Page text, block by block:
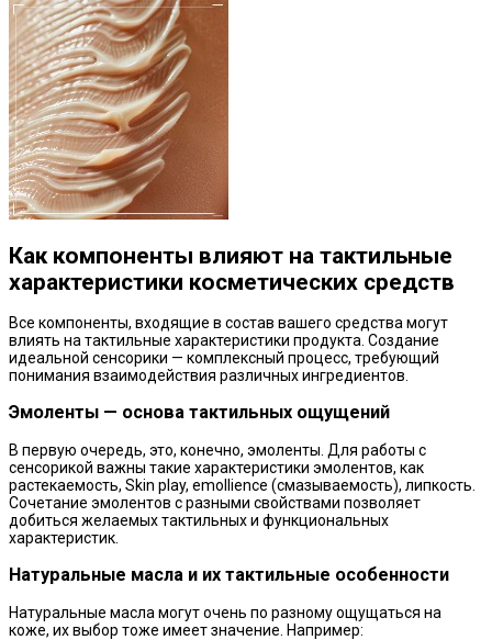
Как компоненты влияют на тактильные
характеристики косметических средств
Все компоненты, входящие в состав вашего средства могут
влиять на тактильные характеристики продукта. Создание
идеальной сенсорики — комплексный процесс, требующий
понимания взаимодействия различных ингредиентов.
Эмоленты — основа тактильных ощущений
В первую очередь, это, конечно, эмоленты. Для работы с
сенсорикой важны такие характеристики эмолентов, как
растекаемость, Skin play, emollience (смазываемость), липкость.
Сочетание эмолентов с разными свойствами позволяет
добиться желаемых тактильных и функциональных
характеристик.
Натуральные масла и их тактильные особенности
Натуральные масла могут очень по разному ощущаться на
коже, их выбор тоже имеет значение. Например: